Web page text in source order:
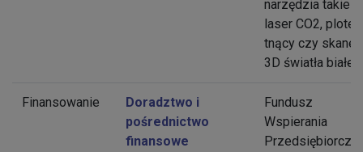
narzędzia takie
laser CO2, ploter
tnący czy skaner
3D światła
Finansowanie
Doradztwo i
pośrednictwo
finansowe
Fundusz
Wspierania